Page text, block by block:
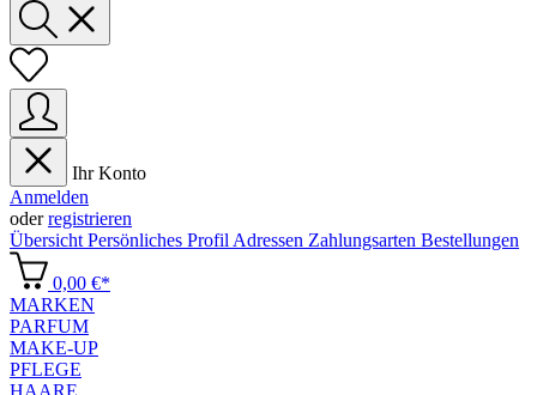
Ihr Konto
Anmelden
oderregistrieren
Übersicht Persönliches Profil Adressen Zahlungsarten Bestellungen
0,00 €*
MARKEN
PARFUM
MAKE-UP
PFLEGE
HAARE